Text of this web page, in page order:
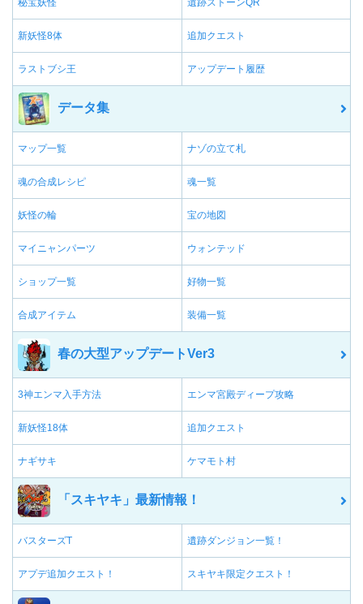
新妖怪8体 追加クエスト
ラストブシ王 アップデート履歴
データ集
マップ一覧 ナゾの立て札
魂の合成レシピ 魂一覧
妖怪の輪 宝の地図
マイニャンパーツ ウォンテッド
ショップ一覧 好物一覧
合成アイテム 装備一覧
春の大型アップデートVer3
3神エンマ入手方法 エンマ宮殿ディープ攻略
新妖怪18体 追加クエスト
ナギサキ ケマモト村
「スキヤキ」最新情報！
バスターズT 遺跡ダンジョン一覧！
アプデ追加クエスト！ スキヤキ限定クエスト！